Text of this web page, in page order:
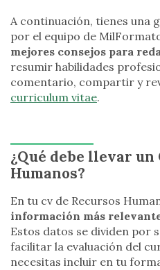
A continuación, tienes una
por el equipo de
mejores consejos para
resumir habilidades
comentario, compartir y
curriculum vitae.
¿Qué debe llevar un
Humanos?
En tu cv de Recursos
información más
Estos datos se dividen por
facilitar la evaluación del
necesitas incluir en tu